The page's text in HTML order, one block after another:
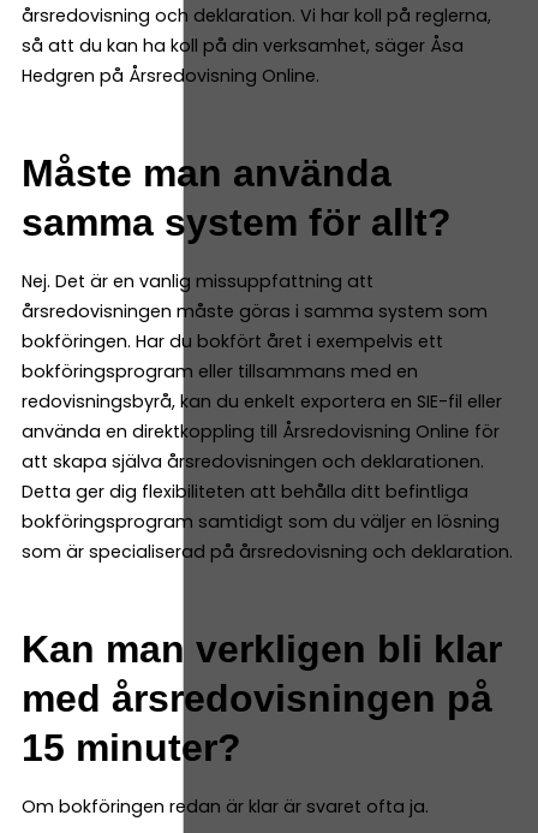
årsredovisning och deklaration. Vi har koll på reglerna,
så att du kan ha koll på din verksamhet, säger Åsa
Hedgren på Årsredovisning Online.
Måste man använda
samma system för allt?
Nej. Det är en vanlig missuppfattning att
årsredovisningen måste göras i samma system som
bokföringen. Har du bokfört året i exempelvis ett
bokföringsprogram eller tillsammans med en
redovisningsbyrå, kan du enkelt exportera en SIE-fil eller
använda en direktkoppling till Årsredovisning Online för
att skapa själva årsredovisningen och deklarationen.
Detta ger dig flexibiliteten att behålla ditt befintliga
bokföringsprogram samtidigt som du väljer en lösning
som är specialiserad på årsredovisning och deklaration.
Kan man verkligen bli klar
med årsredovisningen på
15 minuter?
Om bokföringen redan är klar är svaret ofta ja.